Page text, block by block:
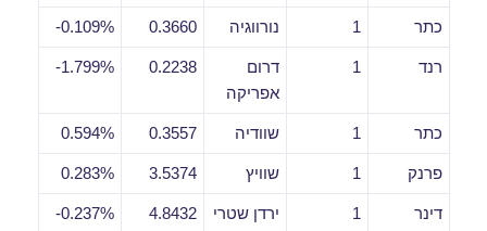
כתר 1 נורווגיה 0.3660
0.109%-
רנד 1
דרום
אפריקה
0.2238
1.799%-
כתר 1 שוודיה 0.3557
0.594%
פרנק 1 שוויץ 3.5374
0.283%
דינר 1
ירדן שטרי
4.8432
0.237%-